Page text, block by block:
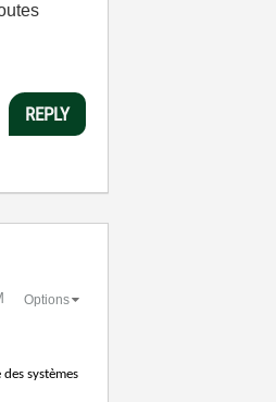
REPLY
Options
systèmes